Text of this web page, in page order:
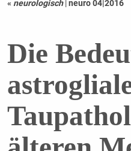
« neurologisch |neuro 04|2016
Die